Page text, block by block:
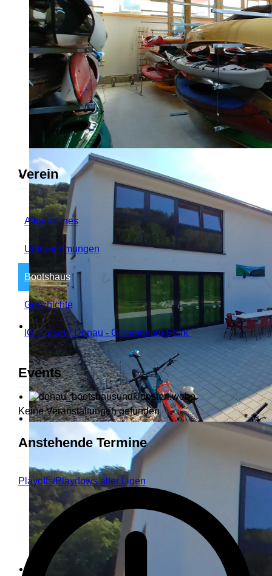
Verein
Allgemeines
Unternehmungen
Bootshaus
Geschichte
IG "Unsere Donau - Gemeinsam Stark"
Events
Keine Veranstaltungen gefunden
Anstehende Termine
Playoffs/Playdows aller Ligen